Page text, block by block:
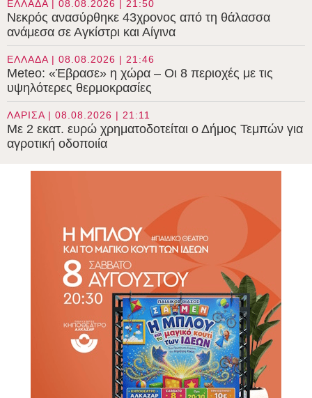
ΕΛΛΑΔΑ | 08.08.2026 | 21:50
Νεκρός ανασύρθηκε 43χρονος από τη θάλασσα
ανάμεσα σε Αγκίστρι και Αίγινα
ΕΛΛΑΔΑ | 08.08.2026 | 21:46
Meteo: «Έβρασε» η χώρα – Οι 8 περιοχές με τις
υψηλότερες θερμοκρασίες
ΛΑΡΙΣΑ | 08.08.2026 | 21:11
Με 2 εκατ. ευρώ χρηματοδοτείται ο Δήμος Τεμπών για
αγροτική οδοποιία